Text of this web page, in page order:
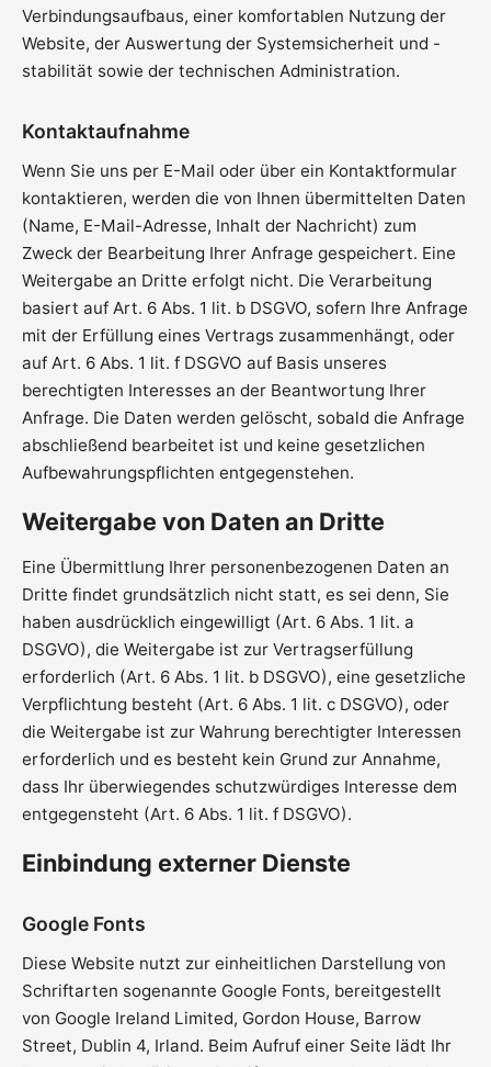
Verbindungsaufbaus, einer komfortablen Nutzung der
Website, der Auswertung der Systemsicherheit und -
stabilität sowie der technischen Administration.
Kontaktaufnahme
Wenn Sie uns per E-Mail oder über ein Kontaktformular
kontaktieren, werden die von Ihnen übermittelten Daten
(Name, E-Mail-Adresse, Inhalt der Nachricht) zum
Zweck der Bearbeitung Ihrer Anfrage gespeichert. Eine
Weitergabe an Dritte erfolgt nicht. Die Verarbeitung
basiert auf Art. 6 Abs. 1 lit. b DSGVO, sofern Ihre Anfrage
mit der Erfüllung eines Vertrags zusammenhängt, oder
auf Art. 6 Abs. 1 lit. f DSGVO auf Basis unseres
berechtigten Interesses an der Beantwortung Ihrer
Anfrage. Die Daten werden gelöscht, sobald die Anfrage
abschließend bearbeitet ist und keine gesetzlichen
Aufbewahrungspflichten entgegenstehen.
Weitergabe von Daten an Dritte
Eine Übermittlung Ihrer personenbezogenen Daten an
Dritte findet grundsätzlich nicht statt, es sei denn, Sie
haben ausdrücklich eingewilligt (Art. 6 Abs. 1 lit. a
DSGVO), die Weitergabe ist zur Vertragserfüllung
erforderlich (Art. 6 Abs. 1 lit. b DSGVO), eine gesetzliche
Verpflichtung besteht (Art. 6 Abs. 1 lit. c DSGVO), oder
die Weitergabe ist zur Wahrung berechtigter Interessen
erforderlich und es besteht kein Grund zur Annahme,
dass Ihr überwiegendes schutzwürdiges Interesse dem
entgegensteht (Art. 6 Abs. 1 lit. f DSGVO).
Einbindung externer Dienste
Google Fonts
Diese Website nutzt zur einheitlichen Darstellung von
Schriftarten sogenannte Google Fonts, bereitgestellt
von Google Ireland Limited, Gordon House, Barrow
Street, Dublin 4, Irland. Beim Aufruf einer Seite lädt Ihr